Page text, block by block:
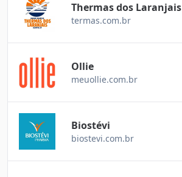
Thermas dos Laranjais
termas.com.br
Ollie
meuollie.com.br
Biostévi
biostevi.com.br